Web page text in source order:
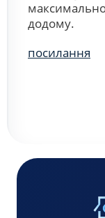
максимально
додому.
посилання